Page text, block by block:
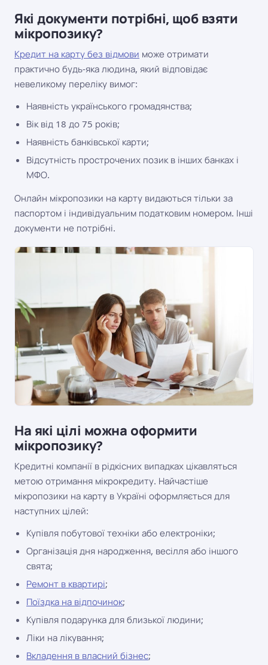
Які документи потрібні, щоб взяти
мікропозику?
Кредит на карту без відмови може отримати
практично будь-яка людина, який відповідає
невеликому переліку вимог:
Наявність українського громадянства;
Вік від 18 до 75 років;
Наявність банківської карти;
Відсутність прострочених позик в інших банках і
МФО.
Онлайн мікропозики на карту видаються тільки за
паспортом і індивідуальним податковим номером. Інші
документи не потрібні.
На які цілі можна оформити
мікропозику?
Кредитні компанії в рідкісних випадках цікавляться
метою отримання мікрокредиту. Найчастіше
мікропозики на карту в Україні оформляється для
наступних цілей:
Купівля побутової техніки або електроніки;
Організація дня народження, весілля або іншого
свята;
Ремонт в квартирі;
Поїздка на відпочинок;
Купівля подарунка для близької людини;
Ліки на лікування;
Вкладення в власний бізнес;